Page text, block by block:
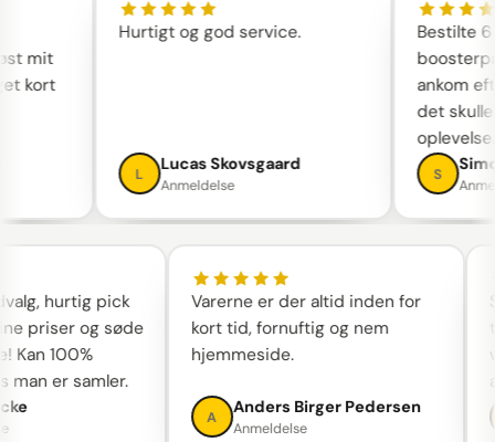
mit
kort
Hurtigt og god service.
Lucas Skovsgaard
Anmeldelse
Bestilte
ankom
det
S
hurtig pick
priser og søde
100%
er samler.
Varerne er der altid inden for
kort tid, fornuftig og nem
hjemmeside.
A
Anders Birger Pedersen
Anmeldelse